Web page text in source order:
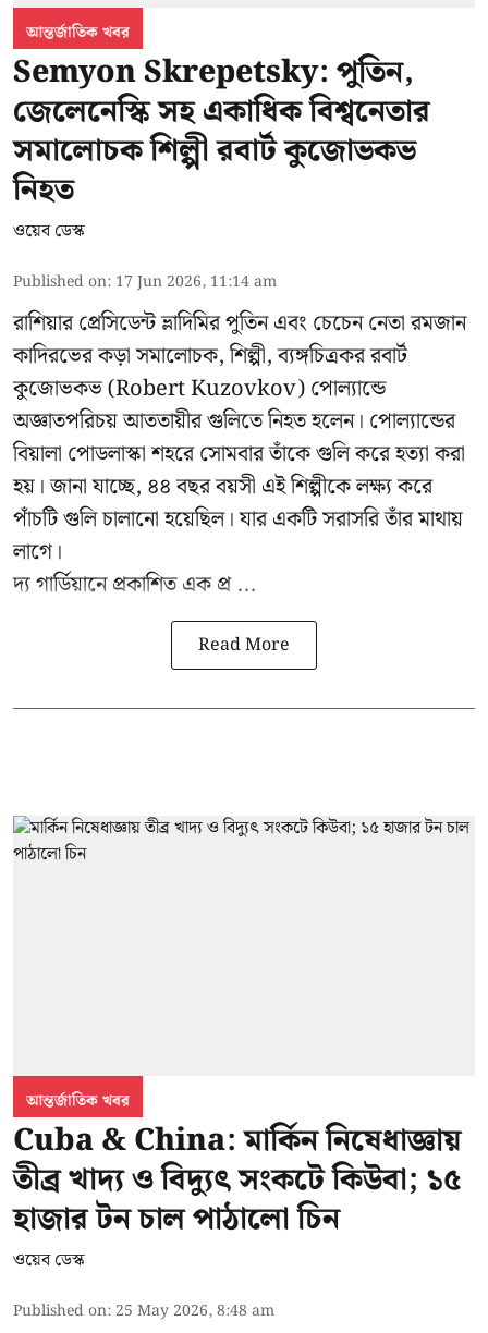
আন্তর্জাতিক খবর
Semyon Skrepetsky: পুতিন,
জেলেনেস্কি সহ একাধিক বিশ্বনেতার
সমালোচক শিল্পী রবার্ট কুজোভকভ
নিহত
ওয়েব ডেস্ক
Published on: 17 Jun 2026, 11:14 am
রাশিয়ার প্রেসিডেন্ট ভ্লাদিমির পুতিন এবং চেচেন নেতা রমজান
কাদিরভের কড়া সমালোচক, শিল্পী, ব্যঙ্গচিত্রকর রবার্ট
কুজোভকভ (Robert Kuzovkov) পোল্যান্ডে
অজ্ঞাতপরিচয় আততায়ীর গুলিতে নিহত হলেন। পোল্যান্ডের
বিয়ালা পোডলাস্কা শহরে সোমবার তাঁকে গুলি করে হত্যা করা
হয়। জানা যাচ্ছে, ৪৪ বছর বয়সী এই শিল্পীকে লক্ষ্য করে
পাঁচটি গুলি চালানো হয়েছিল। যার একটি সরাসরি তাঁর মাথায়
লাগে।
দ্য গার্ডিয়ানে প্রকাশিত এক প্র ...
Read More
আন্তর্জাতিক খবর
Cuba & China: মার্কিন নিষেধাজ্ঞায়
তীব্র খাদ্য ও বিদ্যুৎ সংকটে কিউবা; ১৫
হাজার টন চাল পাঠালো চিন
ওয়েব ডেস্ক
Published on: 25 May 2026, 8:48 am